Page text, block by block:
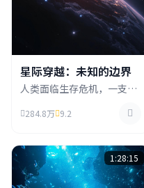
星际穿越：未知的边界
人类面临生存危机，一支探
在浩瀚宇宙中展开惊心动魄
284.8万 9.2
1:28:15